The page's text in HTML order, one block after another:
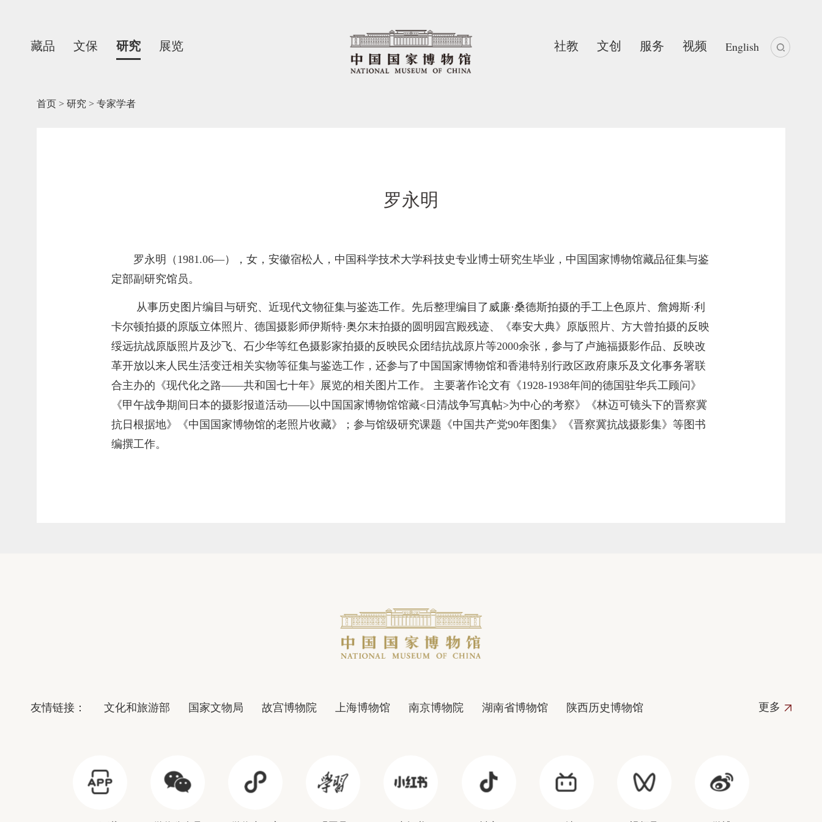
藏品 文保 研究 展览 社教 文创 服务 视频 English
首页 > 研究 > 专家学者
罗永明
罗永明（1981.06—），女，安徽宿松人，中国科学技术大学科技史专业博士研究生毕业，中国国家博物馆藏品征集与鉴
定部副研究馆员。
从事历史图片编目与研究、近现代文物征集与鉴选工作。先后整理编目了威廉·桑德斯拍摄的手工上色原片、詹姆斯·利
卡尔顿拍摄的原版立体照片、德国摄影师伊斯特·奥尔末拍摄的圆明园宫殿残迹、《奉安大典》原版照片、方大曾拍摄的反映
绥远抗战原版照片及沙飞、石少华等红色摄影家拍摄的反映民众团结抗战原片等2000余张，参与了卢施福摄影作品、反映改
革开放以来人民生活变迁相关实物等征集与鉴选工作，还参与了中国国家博物馆和香港特别行政区政府康乐及文化事务署联
合主办的《现代化之路——共和国七十年》展览的相关图片工作。 主要著作论文有《1928-1938年间的德国驻华兵工顾问》
《甲午战争期间日本的摄影报道活动——以中国国家博物馆馆藏<日清战争写真帖>为中心的考察》《林迈可镜头下的晋察冀
抗日根据地》《中国国家博物馆的老照片收藏》；参与馆级研究课题《中国共产党90年图集》《晋察冀抗战摄影集》等图书
编撰工作。
友情链接： 文化和旅游部 国家文物局 故宫博物院 上海博物馆 南京博物院 湖南省博物馆 陕西历史博物馆 更多